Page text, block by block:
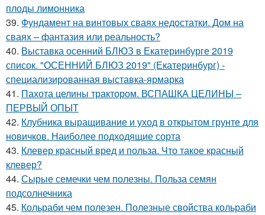
плоды лимонника
39. Фундамент на винтовых сваях недостатки. Дом на
сваях – фантазия или реальность?
40. Выставка осенний БЛЮЗ в Екатеринбурге 2019
список. "ОСЕННИЙ БЛЮЗ 2019" (Екатеринбург) -
специализированная выставка-ярмарка
41. Пахота целины трактором. ВСПАШКА ЦЕЛИНЫ –
ПЕРВЫЙ ОПЫТ
42. Клубника выращивание и уход в открытом грунте для
новичков. Наиболее подходящие сорта
43. Клевер красный вред и польза. Что такое красный
клевер?
44. Сырые семечки чем полезны. Польза семян
подсолнечника
45. Кольраби чем полезен. Полезные свойства кольраби